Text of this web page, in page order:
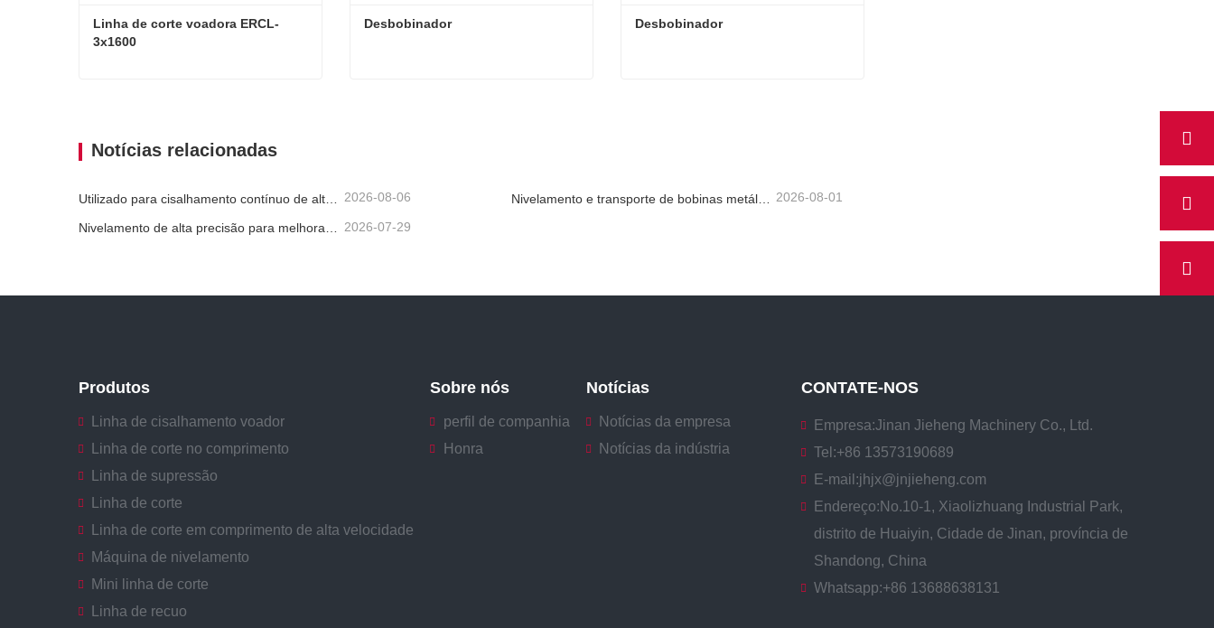
Linha de corte voadora ERCL-
3x1600
Desbobinador Desbobinador
Notícias relacionadas
2026-08-06 Nivelamento e transporte de bobinas metálicas 2026-08-01
2026-07-29
Produtos
Linha de cisalhamento voador
Linha de corte no comprimento
Linha de supressão
Linha de corte
Linha de corte em comprimento de alta velocidade
Máquina de nivelamento
Mini linha de corte
Linha de recuo
Sobre nós
perfil de companhia
Honra
Notícias
Notícias da empresa
Notícias da indústria
CONTATE-NOS
Empresa:Jinan Jieheng Machinery Co., Ltd.
Tel:+86 13573190689
E-mail:jhjx@jnjieheng.com
Endereço:No.10-1, Xiaolizhuang Industrial Park,
distrito de Huaiyin, Cidade de Jinan, província de
Shandong, China
Whatsapp:+86 13688638131